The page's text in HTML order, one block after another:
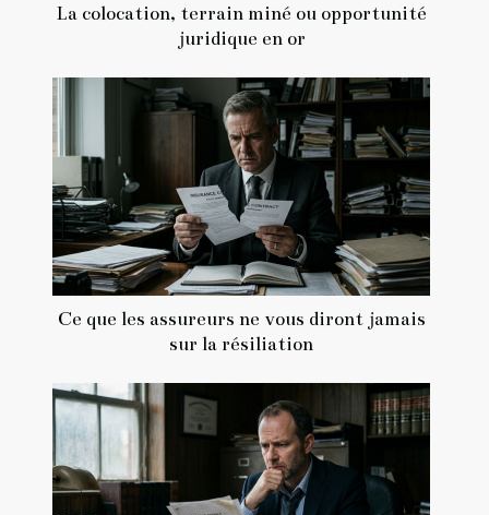
La colocation, terrain miné ou opportunité
juridique en or
Ce que les assureurs ne vous diront jamais
sur la résiliation